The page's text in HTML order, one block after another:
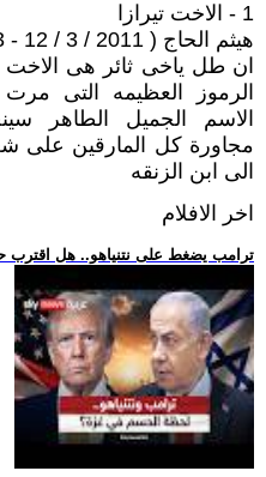
1 - الاخت تيرازا
هيثم الحاج ( 2011 / 3 / 12 - 19:23 )
ان طل ياخى ثائر هى الاخت
الرموز العظيمه التى مرت
الاسم الجميل الطاهر
مجاورة كل المارقين على
الى ابن الزنقه
اخر الافلام
.. ترامب يضغط على نتنياهو.. هل